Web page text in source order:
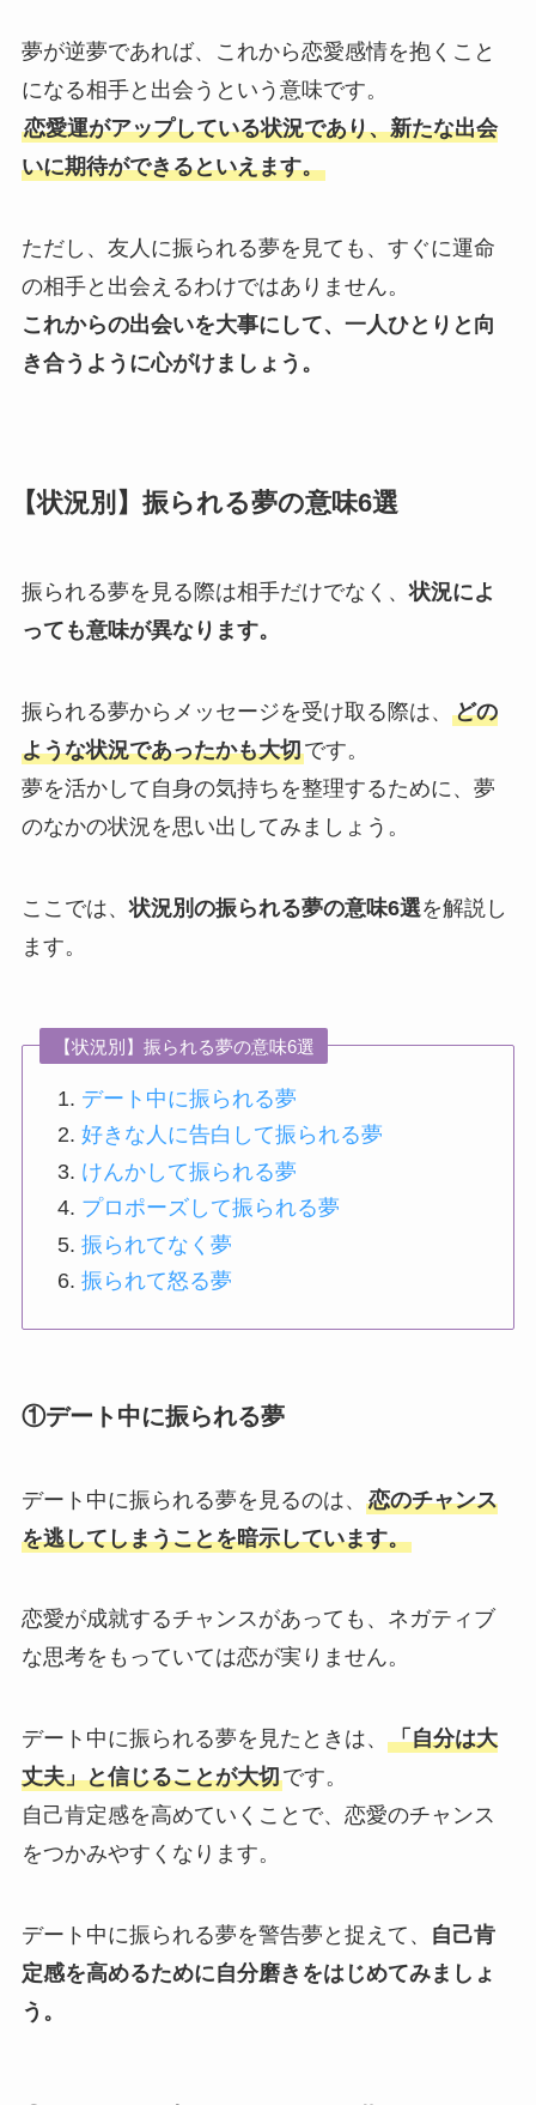
夢が逆夢であれば、これから恋愛感情を抱くこと
になる相手と出会うという意味です。
恋愛運がアップしている状況であり、新たな出会
いに期待ができるといえます。
ただし、友人に振られる夢を見ても、すぐに運命
の相手と出会えるわけではありません。
これからの出会いを大事にして、一人ひとりと向
き合うように心がけましょう。
【状況別】振られる夢の意味6選
振られる夢を見る際は相手だけでなく、状況によ
っても意味が異なります。
振られる夢からメッセージを受け取る際は、 どの
ような状況であったかも大切です。
夢を活かして自身の気持ちを整理するために、夢
のなかの状況を思い出してみましょう。
ここでは、状況別の振られる夢の意味6選を解説し
ます。
【状況別】振られる夢の意味6選
デート中に振られる夢
好きな人に告白して振られる夢
けんかして振られる夢
プロポーズして振られる夢
振られてなく夢
振られて怒る夢
①デート中に振られる夢
デート中に振られる夢を見るのは、 恋のチャンス
を逃してしまうことを暗示しています。
恋愛が成就するチャンスがあっても、ネガティブ
な思考をもっていては恋が実りません。
デート中に振られる夢を見たときは、 「自分は大
丈夫」と信じることが大切です。
自己肯定感を高めていくことで、恋愛のチャンス
をつかみやすくなります。
デート中に振られる夢を警告夢と捉えて、
自己肯
定感を高めるために自分磨きをはじめてみましょ
う。